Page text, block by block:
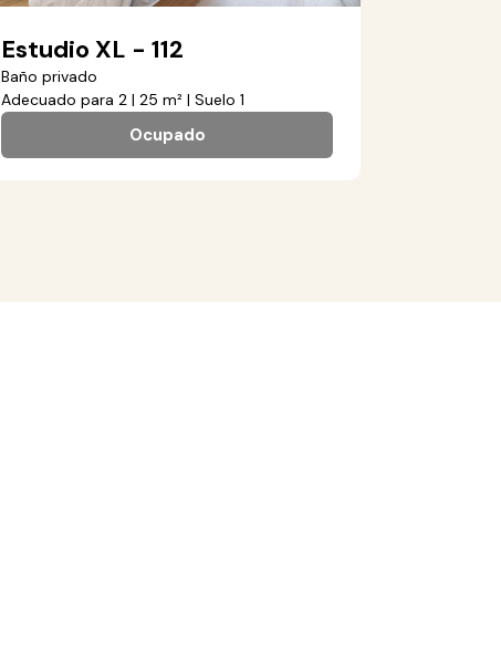
Estudio XL - 112
Baño privado
Adecuado para 2 | 25 m² | Suelo 1
Ocupado